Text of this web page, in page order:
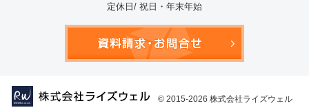
定休日/ 祝日・年末年始
© 2015-2026 株式会社ライズウェル